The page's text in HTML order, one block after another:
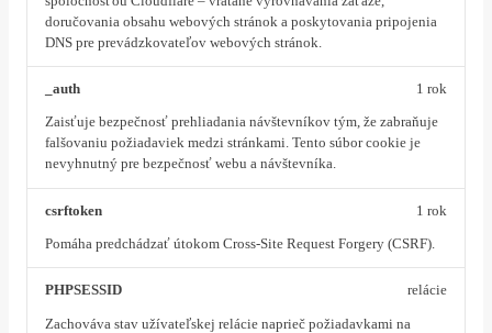
doručovania obsahu webových stránok a poskytovania pripojenia
DNS pre prevádzkovateľov webových stránok.
_auth
Zaisťuje bezpečnosť prehliadania návštevníkov tým, že zabraňuje
falšovaniu požiadaviek medzi stránkami. Tento súbor cookie je
nevyhnutný pre bezpečnosť webu a návštevníka.
1 rok
csrftoken
Pomáha predchádzať útokom Cross-Site Request Forgery (CSRF).
1 rok
PHPSESSID
Zachováva stav užívateľskej relácie naprieč požiadavkami na
relácie